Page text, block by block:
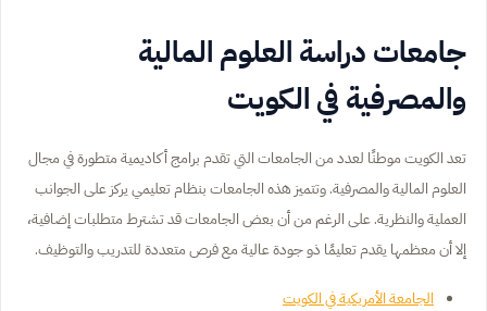
جامعات دراسة العلوم المالية
والمصرفية في الكويت
تعد الكويت موطنًا لعدد من الجامعات التي تقدم برامج أكاديمية متطورة في مجال
العلوم المالية والمصرفية. وتتميز هذه الجامعات بنظام تعليمي يركز على الجوانب
العملية والنظرية. على الرغم من أن بعض الجامعات قد تشترط متطلبات إضافية،
إلا أن معظمها يقدم تعليمًا ذو جودة عالية مع فرص متعددة للتدريب والتوظيف.
الجامعة الأمريكية في الكويت